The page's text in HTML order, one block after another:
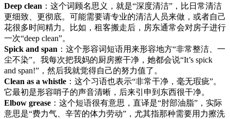
Deep clean ：这个词顾名思义，就是“深度清洁”，比日常清洁
更细致、更彻底。可能需要请专业的清洁人员来做，或者自己
花很多时间精力。比如，租客搬走后，房东通常会对房子进行
一次“deep clean”。
Spick and span ：这个形容词短语用来形容地方“非常整洁、一
尘不染”。我每次把我妈的厨房擦干净，她都会说“It’s spick
and span!”，然后我就觉得自己的努力值了。
Clean as a whistle ：这个习语也表示“非常干净，毫无瑕疵”。
它最初是形容哨子的声音清晰，后来引申到东西很干净。
Elbow grease ：这个短语很有意思，直译是“肘部油脂”，实际
意思是“费力气、辛苦的体力劳动”，尤其指那种需要用力擦洗